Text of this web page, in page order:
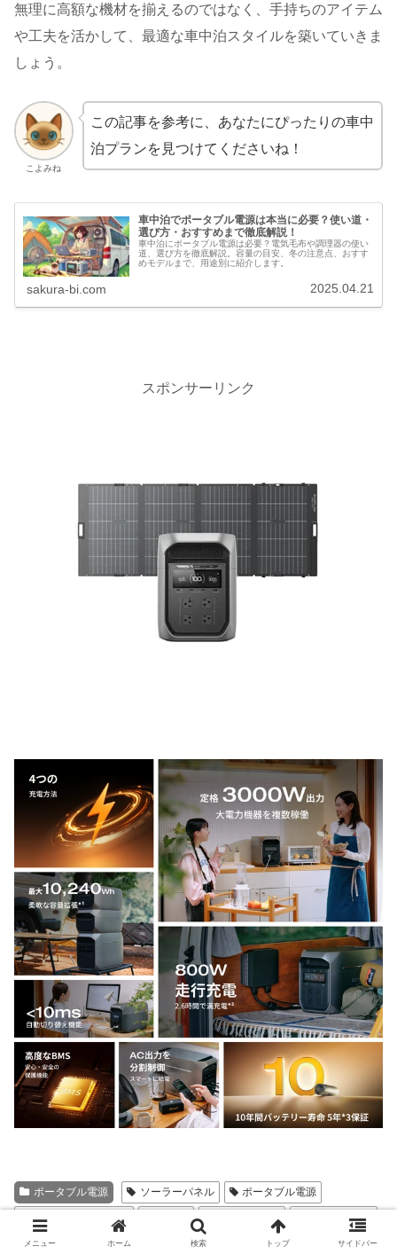
無理に高額な機材を揃えるのではなく、手持ちのアイテム
や工夫を活かして、最適な車中泊スタイルを築いていきま
しょう。
こよみね
この記事を参考に、あなたにぴったりの車中
泊プランを見つけてくださいね！
車中泊でポータブル電源は本当に必要？使い道・
選び方・おすすめまで徹底解説！
車中泊にポータブル電源は必要？電気毛布や調理器の使い
道、選び方を徹底解説。容量の目安、冬の注意点、おすす
めモデルまで、用途別に紹介します。
sakura-bi.com 2025.04.21
スポンサーリンク
ポータブル電源 ソーラーパネル
ポータブル電源
モバイルバッテリー
車中泊グッズ
車中泊初心者
防災
メニュー ホーム 検索 トップ サイドバー